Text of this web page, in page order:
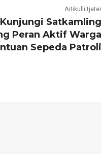
Artikulli tjetër
Satkamling
Peran Aktif Warga
Sepeda Patroli